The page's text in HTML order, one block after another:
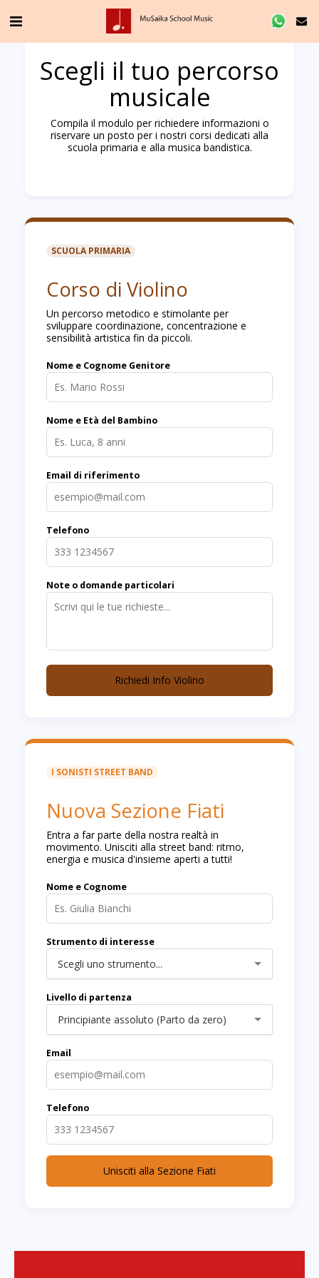
Scegli il tuo percorso
musicale
Compila il modulo per richiedere informazioni o
riservare un posto per i nostri corsi dedicati alla
scuola primaria e alla musica bandistica.
SCUOLA PRIMARIA
Corso di Violino
Un percorso metodico e stimolante per
sviluppare coordinazione, concentrazione e
sensibilità artistica fin da piccoli.
Nome e Cognome Genitore
Nome e Età del Bambino
Email di riferimento
Telefono
Note o domande particolari
Richiedi Info Violino
I SONISTI STREET BAND
Nuova Sezione Fiati
Entra a far parte della nostra realtà in
movimento. Unisciti alla street band: ritmo,
energia e musica d'insieme aperti a tutti!
Nome e Cognome
Strumento di interesse
Scegli uno strumento...
Livello di partenza
Principiante assoluto (Parto da zero)
Email
Telefono
Unisciti alla Sezione Fiati